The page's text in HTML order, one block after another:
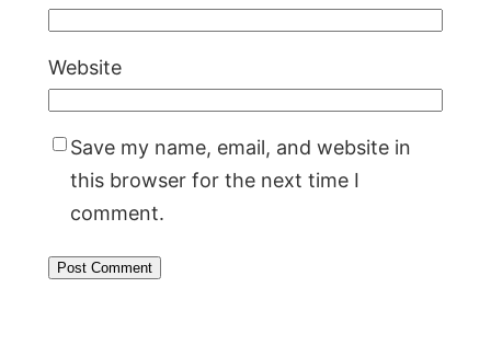
Website
Save my name, email, and website in
this browser for the next time I
comment.